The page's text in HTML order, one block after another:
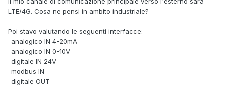
LTE/4G. Cosa ne pensi in ambito industriale?
Poi stavo valutando le seguenti interfacce:
-analogico IN 4-20mA
-analogico IN 0-10V
-digitale IN 24V
-modbus IN
-digitale OUT